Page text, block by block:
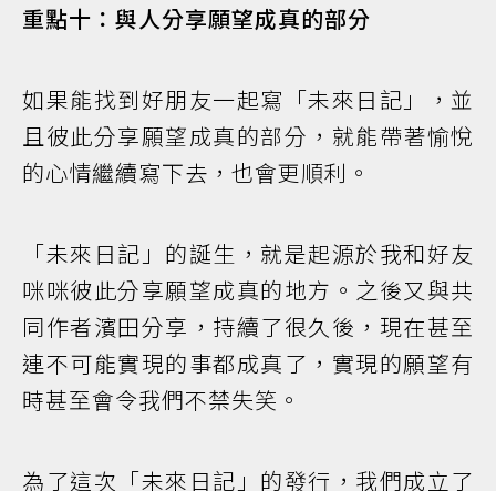
重點十：與人分享願望成真的部分
如果能找到好朋友一起寫「未來日記」，並
且彼此分享願望成真的部分，就能帶著愉悅
的心情繼續寫下去，也會更順利。
「未來日記」的誕生，就是起源於我和好友
咪咪彼此分享願望成真的地方。之後又與共
同作者濱田分享，持續了很久後，現在甚至
連不可能實現的事都成真了，實現的願望有
時甚至會令我們不禁失笑。
為了這次「未來日記」的發行，我們成立了